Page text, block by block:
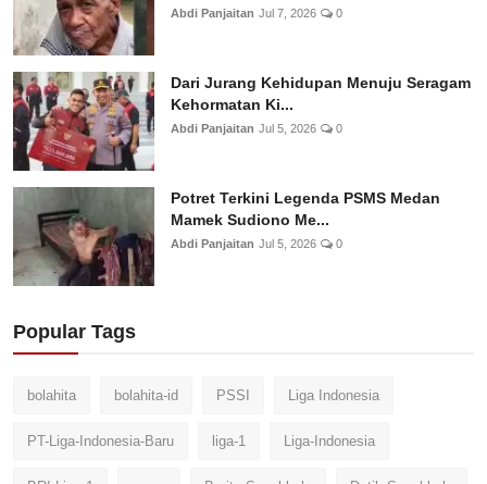
Abdi Panjaitan Jul 7, 2026 0
Dari Jurang Kehidupan Menuju Seragam
Kehormatan Ki...
Abdi Panjaitan Jul 5, 2026 0
Potret Terkini Legenda PSMS Medan
Mamek Sudiono Me...
Abdi Panjaitan Jul 5, 2026 0
Popular Tags
bolahita bolahita-id PSSI Liga Indonesia
PT-Liga-Indonesia-Baru liga-1 Liga-Indonesia